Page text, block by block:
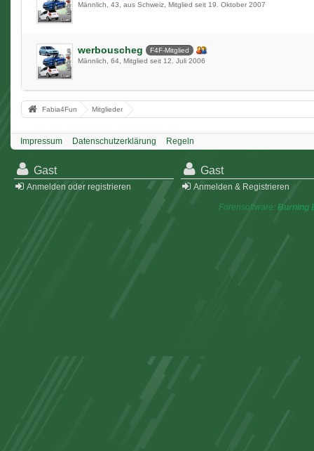
Männlich
43 aus Schweiz Mitglied seit 19. Oktober 2007
werbouscheg
F4F-Mitglied
Männlich
64 Mitglied seit 12. Juli 2006
Fabia4Fun Mitglieder
Impressum Datenschutzerklärung Regeln
Gast
Anmelden oder registrieren
Gast
Anmelden & Registrieren
Forensoftware: Burning